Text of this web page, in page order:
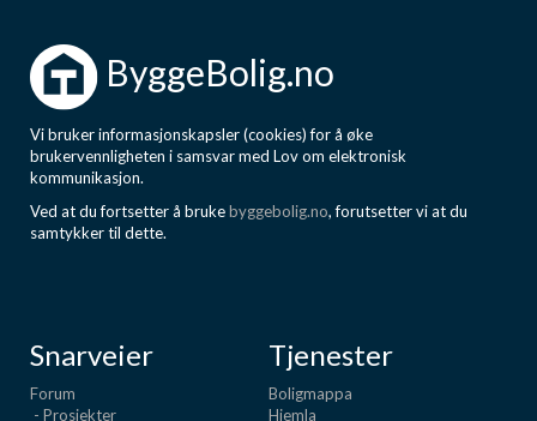
ByggeBolig.no
Vi bruker informasjonskapsler (cookies) for å øke
brukervennligheten i samsvar med Lov om elektronisk
kommunikasjon.
Ved at du fortsetter å brukebyggebolig.no, forutsetter vi at du
samtykker til dette.
Snarveier
Forum
- Prosjekter
Tjenester
Boligmappa
Hjemla